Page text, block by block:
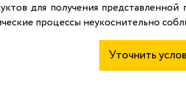
для получения
процессы неукоснительно
Уточнить